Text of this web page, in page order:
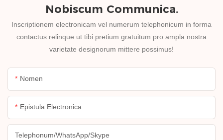
Nobiscum Communica.
Inscriptionem electronicam vel numerum telephonicum in forma
contactus relinque ut tibi pretium gratuitum pro ampla nostra
varietate designorum mittere possimus!
Nomen
Epistula Electronica
Telephonum/WhatsApp/Skype